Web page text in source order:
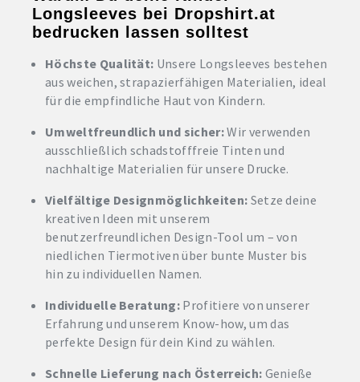
Longsleeves bei Dropshirt.at
bedrucken lassen solltest
Höchste Qualität: Unsere Longsleeves bestehen
aus weichen, strapazierfähigen Materialien, ideal
für die empfindliche Haut von Kindern.
Umweltfreundlich und sicher:Wir verwenden
ausschließlich schadstofffreie Tinten und
nachhaltige Materialien für unsere Drucke.
Vielfältige Designmöglichkeiten: Setze deine
kreativen Ideen mit unserem
benutzerfreundlichen Design-Tool um – von
niedlichen Tiermotiven über bunte Muster bis
hin zu individuellen Namen.
Individuelle Beratung: Profitiere von unserer
Erfahrung und unserem Know-how, um das
perfekte Design für dein Kind zu wählen.
Schnelle Lieferung nach Österreich: Genieße